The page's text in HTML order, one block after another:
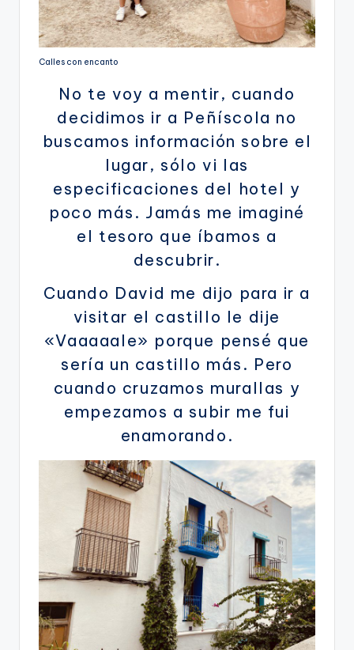
Calles con encanto
No te voy a mentir, cuando
decidimos ir a Peñíscola no
buscamos información sobre el
lugar, sólo vi las
especificaciones del hotel y
poco más. Jamás me imaginé
el tesoro que íbamos a
descubrir.
Cuando David me dijo para ir a
visitar el castillo le dije
«Vaaaaale» porque pensé que
sería un castillo más. Pero
cuando cruzamos murallas y
empezamos a subir me fui
enamorando.